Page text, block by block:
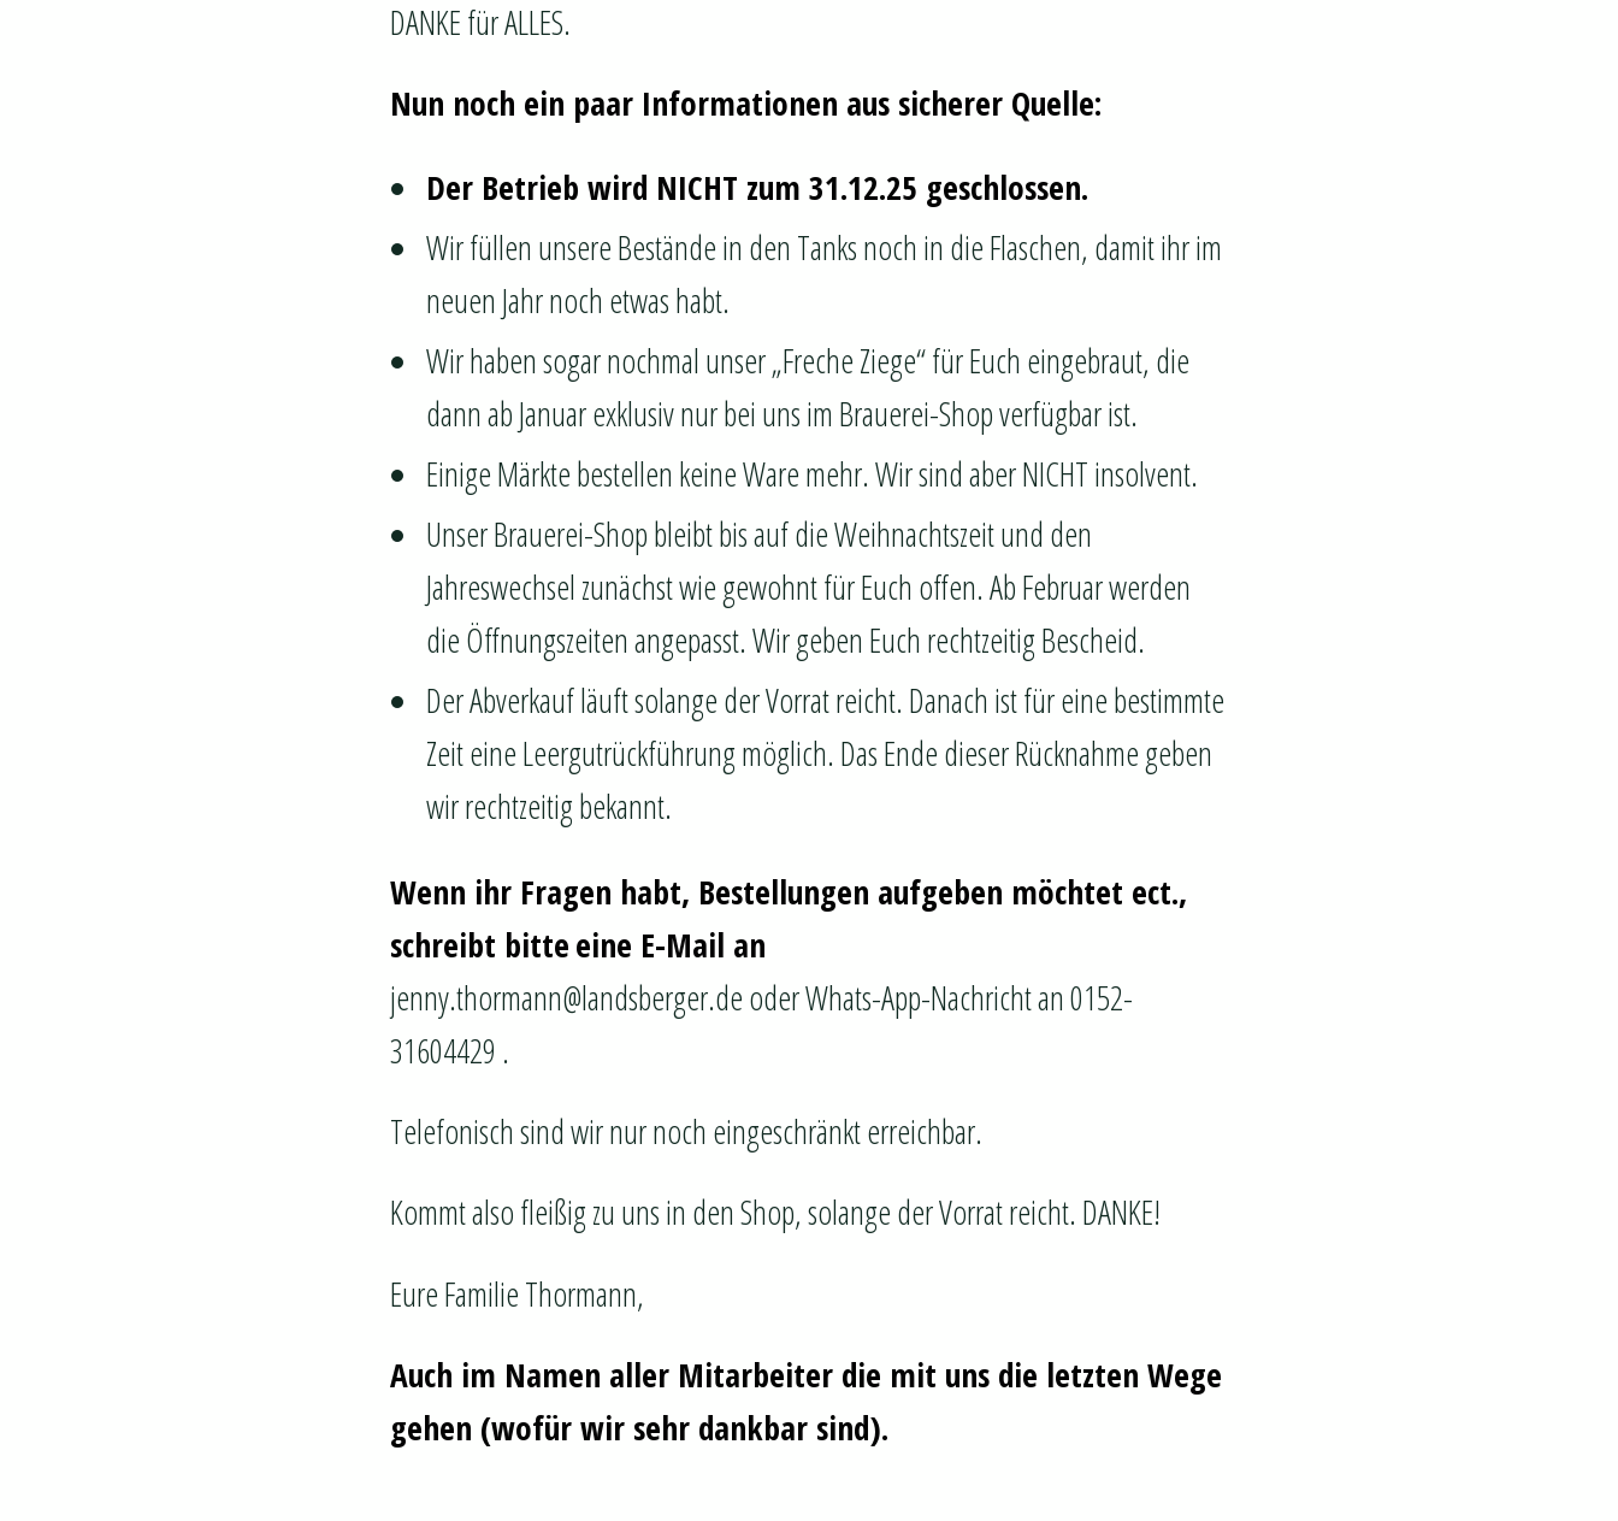
DANKE für ALLES.
Nun noch ein paar Informationen aus sicherer Quelle:
Der Betrieb wird NICHT zum 31.12.25 geschlossen.
Wir füllen unsere Bestände in den Tanks noch in die Flaschen, damit ihr im
neuen Jahr noch etwas habt.
Wir haben sogar nochmal unser „Freche Ziege“ für Euch eingebraut, die
dann ab Januar exklusiv nur bei uns im Brauerei-Shop verfügbar ist.
Einige Märkte bestellen keine Ware mehr. Wir sind aber NICHT insolvent.
Unser Brauerei-Shop bleibt bis auf die Weihnachtszeit und den
Jahreswechsel zunächst wie gewohnt für Euch offen. Ab Februar werden
die Öffnungszeiten angepasst. Wir geben Euch rechtzeitig Bescheid.
Der Abverkauf läuft solange der Vorrat reicht. Danach ist für eine bestimmte
Zeit eine Leergutrückführung möglich. Das Ende dieser Rücknahme geben
wir rechtzeitig bekannt.
Wenn ihr Fragen habt, Bestellungen aufgeben möchtet ect.,
schreibt bitteeine E-Mail an
jenny.thormann@landsberger.de oder Whats-App-Nachricht an 0152-
31604429 .
Telefonisch sind wir nur noch eingeschränkt erreichbar.
Kommt also fleißig zu uns in den Shop, solange der Vorrat reicht. DANKE!
Eure Familie Thormann,
Auch im Namen aller Mitarbeiter die mit uns die letzten Wege
gehen (wofür wir sehr dankbar sind).